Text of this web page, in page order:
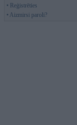
• Reģistrēties
• Aizmirsi paroli?